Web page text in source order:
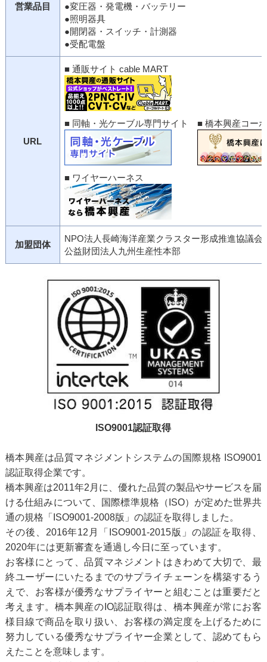
営業品目
●変圧器・発電機・バッテリー
●照明器具
●開閉器・スイッチ・計測器
●受配電盤
URL
■ 通販サイト cable MART
■ 同軸・光ケーブル専門サイト ■ 橋本興産コー
■ ワイヤーハーネス
加盟団体
NPO法人長崎海洋産業クラスター形成推進協議会
公益財団法人九州生産性本部
ISO9001認証取得
橋本興産は品質マネジメントシステムの国際規格 ISO9001
認証取得企業です。
橋本興産は2011年2月に、優れた品質の製品やサービスを届
ける仕組みについて、国際標準規格（ISO）が定めた世界共
通の規格「ISO9001-2008版」の認証を取得しました。
その後、2016年12月「ISO9001-2015版」の認証を取得、
2020年には更新審査を通過し今日に至っています。
お客様にとって、品質マネジメントはきわめて大切で、最
終ユーザーにいたるまでのサプライチェーンを構築するう
えで、お客様が優秀なサプライヤーと組むことは重要だと
考えます。橋本興産のIO認証取得は、橋本興産が常にお客
様目線で商品を取り扱い、お客様の満定度を上げるために
努力している優秀なサプライヤー企業として、認めてもら
えたことを意味します。